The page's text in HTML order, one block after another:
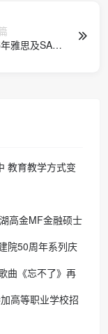
雅思及SAT
教育教学方式变
高金MF金融硕士
院50周年系列庆
曲《忘不了》再
高等职业学校招